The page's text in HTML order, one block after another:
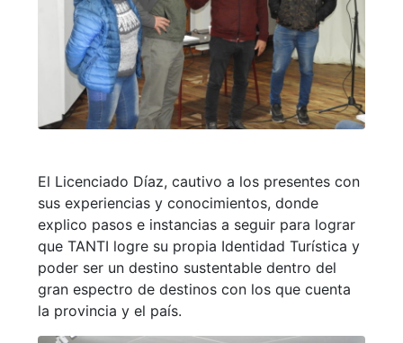
El Licenciado Díaz, cautivo a los presentes con
sus experiencias y conocimientos, donde
explico pasos e instancias a seguir para lograr
que TANTI logre su propia Identidad Turística y
poder ser un destino sustentable dentro del
gran espectro de destinos con los que cuenta
la provincia y el país.